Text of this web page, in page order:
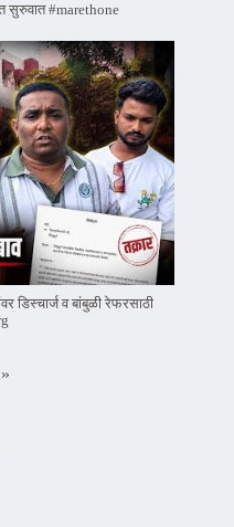
सुरुवात #marethone
डिस्चार्ज व बांबुळी रेफरसाठी
»